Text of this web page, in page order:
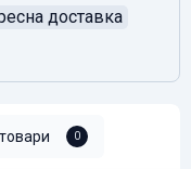
доставка
0